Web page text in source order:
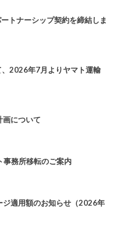
トナーシップ契約を締結しま
、2026年7月よりヤマト運輸
画について
事務所移転のご案内
ジ適用額のお知らせ（2026年